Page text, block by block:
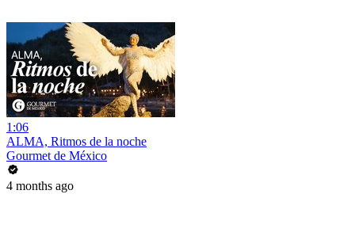
1:06
ALMA, Ritmos de la noche
Gourmet de México
4 months ago